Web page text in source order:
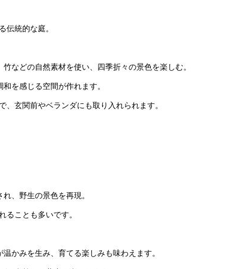
伝統的な庭。
などの自然素材を使い、四季折々の景色を楽しむ。
を感じる空間が作れます。
、玄関前やベランダにも取り入れられます。
、野生の景色を再現。
ることも多いです。
かみを生み、育てる楽しみも味わえます。